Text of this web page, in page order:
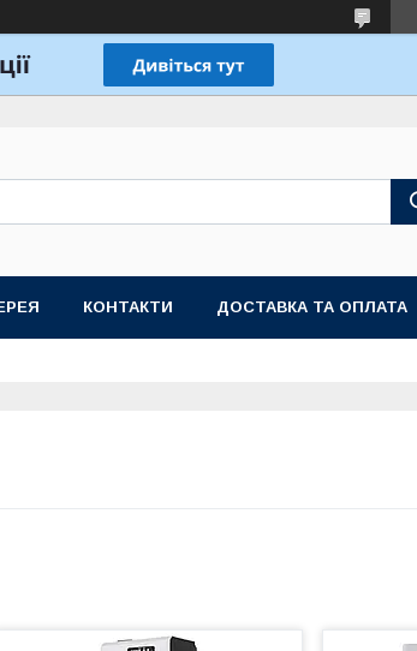
КОНТАКТИ ДОСТАВКА ТА ОПЛАТА